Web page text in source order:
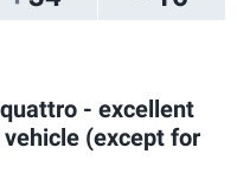
- excellent
(except for